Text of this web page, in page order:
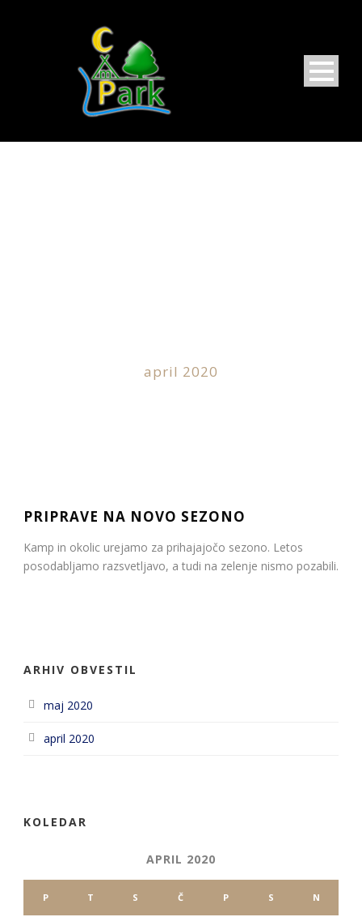
april 2020
PRIPRAVE NA NOVO SEZONO
Kamp in okolic urejamo za prihajajočo sezono. Letos
posodabljamo razsvetljavo, a tudi na zelenje nismo pozabili.
ARHIV OBVESTIL
maj 2020
april 2020
KOLEDAR
APRIL 2020
P T S Č P S N